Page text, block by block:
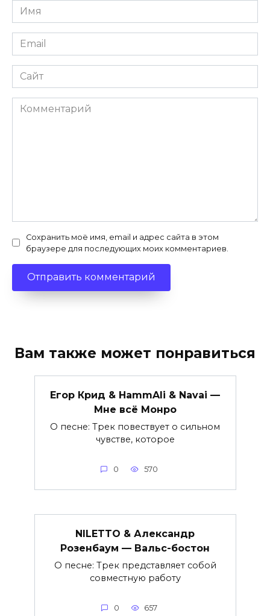
Имя
*
Email
*
Сайт
Комментарий
Сохранить моё имя, email и адрес сайта в этом
браузере для последующих моих комментариев.
Вам также может понравиться
Егор Крид & HammAli & Navai —
Мне всё Монро
О песне: Трек повествует о сильном
чувстве, которое
0 570
NILETTO & Александр
Розенбаум — Вальс-бостон
О песне: Трек представляет собой
совместную работу
0 657